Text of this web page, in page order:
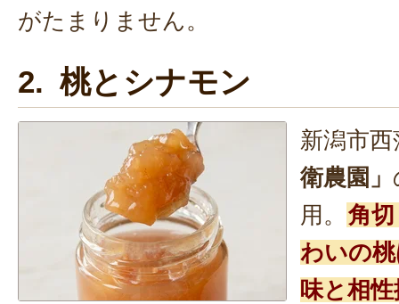
がたまりません。
2. 桃とシナモン
新潟市西
衛農園」
用。 角
わいの
味と相